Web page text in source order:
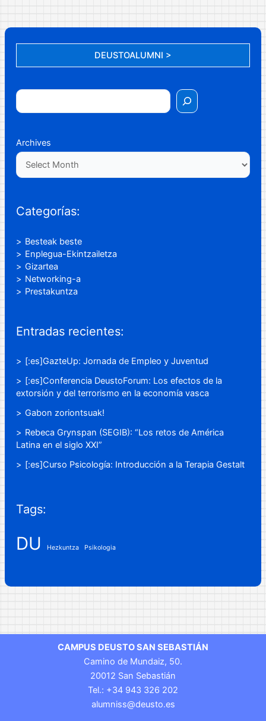
DEUSTOALUMNI >
Archives
Categorías:
Besteak beste
Enplegua-Ekintzailetza
Gizartea
Networking-a
Prestakuntza
Entradas recientes:
[:es]GazteUp: Jornada de Empleo y Juventud
[:es]Conferencia DeustoForum: Los efectos de la
extorsión y del terrorismo en la economía vasca
Gabon zoriontsuak!
Rebeca Grynspan (SEGIB): “Los retos de América
Latina en el siglo XXI”
[:es]Curso Psicología: Introducción a la Terapia Gestalt
Tags:
DU Hezkuntza Psikologia
CAMPUS DEUSTO SAN SEBASTIÁN
Camino de Mundaiz, 50.
20012 San Sebastián
Tel.: +34 943 326 202
alumniss@deusto.es